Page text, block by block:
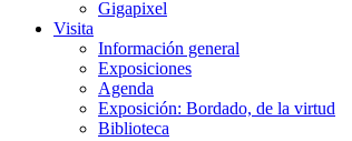
Gigapixel
Visita
Información general
Exposiciones
Agenda
Exposición: Bordado, de la virtud
Biblioteca